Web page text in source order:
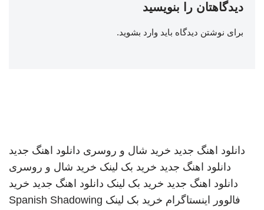
دیدگاهتان را بنویسید
برای نوشتن دیدگاه باید وارد بشوید.
دانلود اهنگ جدید خرید شال و روسری دانلود اهنگ جدید
دانلود اهنگ جدید خرید بک لینک خرید شال و روسری
دانلود اهنگ جدید خرید بک لینک دانلود اهنگ جدید خرید
فالوور اینستاگرام خرید بک لینک Spanish Shadowing